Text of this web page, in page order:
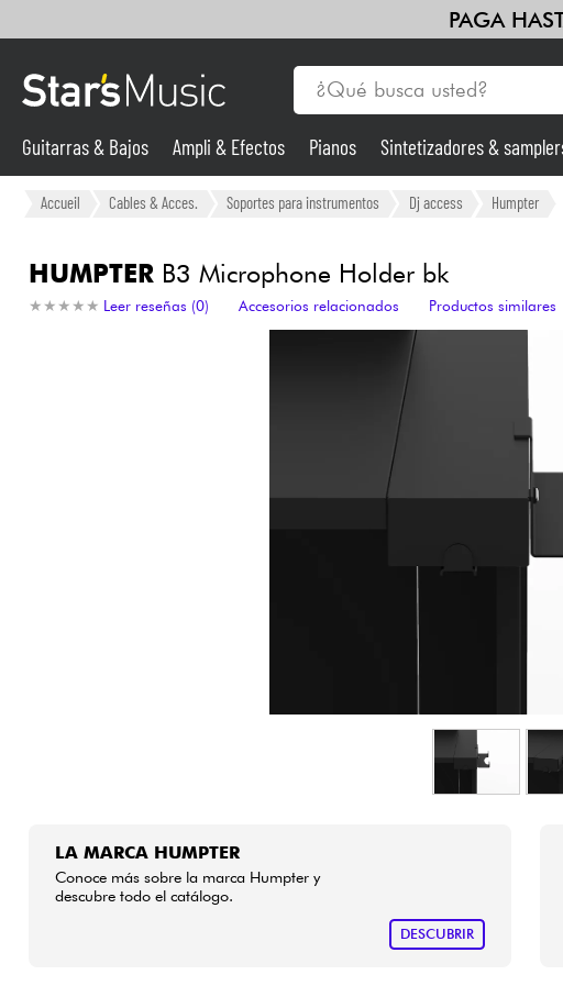
PAGA
Guitarras & Bajos
Sintetizadores & samplers
Guitarras & Bajos Ampli & Efectos Pianos Sintetizadores &
Accueil Cables & Acces. Soportes para instrumentos Dj access Humpter
HUMPTERB3 Microphone Holder bk
★ ★ ★ ★ ★
★ ★ ★ ★ ★ Leer reseñas (0) Accesorios relacionados Productos similares
LA MARCA HUMPTER
Conoce más sobre la marca Humpter y
descubre todo el catálogo.
DESCUBRIR